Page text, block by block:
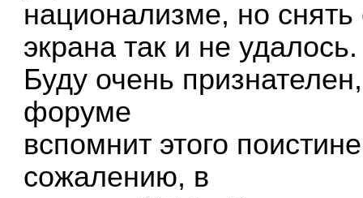
национализме, но снять
экрана так и не удалось.
Буду очень
форуме
вспомнит этого
сожалению, в